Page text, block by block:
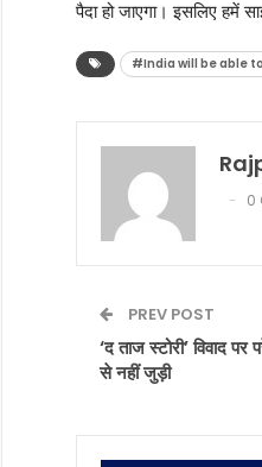
पैदा हो जाएगा। इसलिए हमें
#India will be able
0
PREV POST
‘द ताज स्टोरी’ विवाद
से नहीं जुड़ी